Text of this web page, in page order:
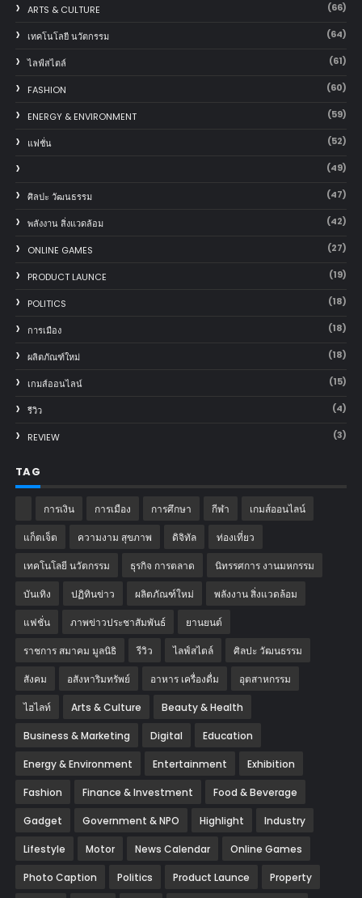
ARTS & CULTURE (66)
เทคโนโลยี นวัตกรรม (64)
ไลฟ์สไตล์ (61)
FASHION (60)
ENERGY & ENVIRONMENT (59)
แฟชั่น (52)
(49)
ศิลปะ วัฒนธรรม (47)
พลังงาน สิ่งแวดล้อม (42)
ONLINE GAMES (27)
PRODUCT LAUNCE (19)
POLITICS (18)
การเมือง (18)
ผลิตภัณฑ์ใหม่ (18)
เกมส์ออนไลน์ (15)
รีวิว (4)
REVIEW (3)
TAG
การเงิน การเมือง การศึกษา กีฬา เกมส์ออนไลน์
แก็ตเจ็ต ความงาม สุขภาพ ดิจิทัล ท่องเที่ยว
เทคโนโลยี นวัตกรรม ธุรกิจ การตลาด นิทรรศการ งานมหกรรม
บันเทิง ปฏิทินข่าว ผลิตภัณฑ์ใหม่ พลังงาน สิ่งแวดล้อม
แฟชั่น ภาพข่าวประชาสัมพันธ์ ‎ยานยนต์‎
ราชการ สมาคม มูลนิธิ รีวิว ไลฟ์สไตล์ ศิลปะ วัฒนธรรม
สังคม อสังหาริมทรัพย์ อาหาร เครื่องดื่ม อุตสาหกรรม
ไฮไลท์ Arts & Culture Beauty & Health
Business & Marketing Digital Education
Energy & Environment Entertainment Exhibition
Fashion Finance & Investment Food & Beverage
Gadget Government & NPO Highlight Industry
Lifestyle Motor News Calendar Online Games
Photo Caption Politics Product Launce Property